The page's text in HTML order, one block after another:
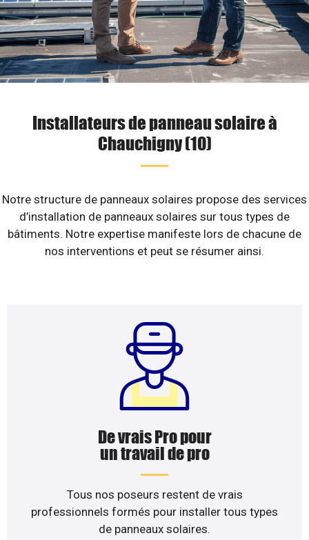
Installateurs de panneau solaire à
Chauchigny (10)
Notre structure de panneaux solaires propose des services
d’installation de panneaux solaires sur tous types de
bâtiments. Notre expertise manifeste lors de chacune de
nos interventions et peut se résumer ainsi.
De vrais Pro pour
un travail de pro
Tous nos poseurs restent de vrais
professionnels formés pour installer tous types
de panneaux solaires.